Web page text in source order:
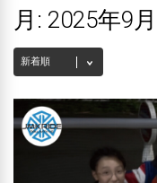
月: 2025年9月